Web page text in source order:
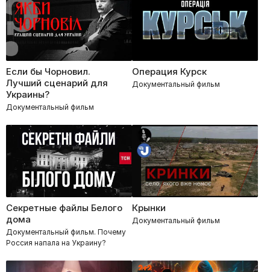
Если бы Чорновил.
Лучший сценарий для
Украины?
Документальный фильм
Операция Курск
Документальный фильм
Секретные файлы Белого
дома
Документальный фильм. Почему
Россия напала на Украину?
Крынки
Документальный фильм